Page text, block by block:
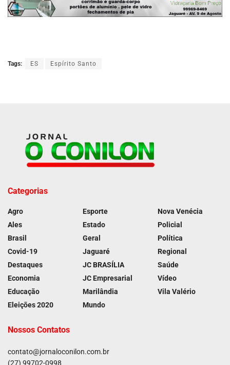
Tags: ES Espírito Santo
Categorias
Agro
Ales
Brasil
Covid-19
Destaques
Economia
Educação
Eleições 2020
Esporte
Estado
Geral
Jaguaré
JC BRASÍLIA
JC Empresarial
Marilândia
Mundo
Nova Venécia
Policial
Política
Regional
Saúde
Vídeo
Vila Valério
Nossos Contatos
contato@jornaloconilon.com.br
(27) 99702-0998